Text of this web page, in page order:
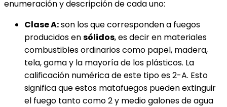
enumeración y descripción de cada uno:
Clase A:son los que corresponden a fuegos
producidos ensólidos, es decir en materiales
combustibles ordinarios como papel, madera,
tela, goma y la mayoría de los plásticos. La
calificación numérica de este tipo es 2-A. Esto
significa que estos matafuegos pueden extinguir
el fuego tanto como 2 y medio galones de agua